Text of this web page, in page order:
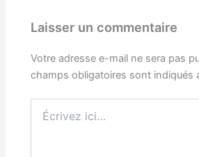
Laisser un commentaire
Votre adresse e-mail ne sera pas
champs obligatoires sont indiqués
ici…